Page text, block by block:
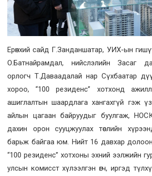
Ерөнхий сайд Г.Занданшатар, УИХ-ын
О.Батнайрамдал, нийслэлийн Засаг
орлогч Т.Даваадалай нар Сүхбаатар
хороо, “100 резиденс” хотхонд
ашиглалтын шаардлага хангахгүй гэж
айлын цагаан байруудыг буулгаж,
дахин орон сууцжуулах төслийн
барьж байгаа юм. Нийт 16 давхар
“100 резиденс” хотхоны эхний ээлжийн
улсын комисст хүлээлгэн өгч, иргэд